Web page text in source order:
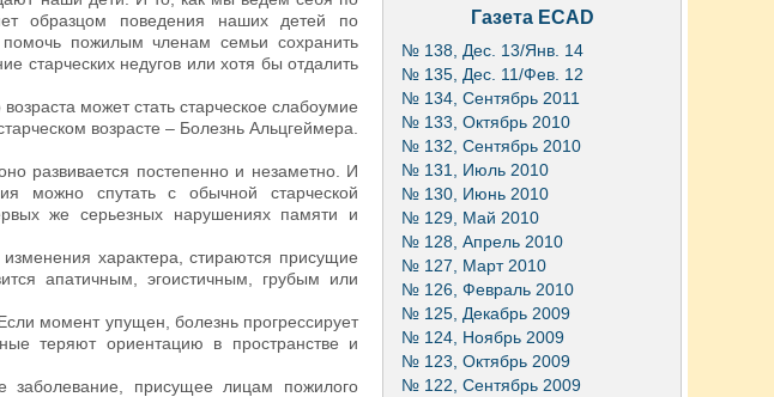
образцом поведения наших детей по
пожилым членам семьи сохранить
старческих недугов или хотя бы отдалить
может стать старческое слабоумие
возрасте – Болезнь Альцгеймера.
развивается постепенно и незаметно. И
можно спутать с обычной старческой
же серьезных нарушениях памяти и
характера, стираются присущие
апатичным, эгоистичным, грубым или
момент упущен, болезнь прогрессирует
теряют ориентацию в пространстве и
заболевание, присущее лицам пожилого
Газета ECAD
№ 138, Дес. 13/Янв. 14
№ 135, Дес. 11/Фев. 12
№ 134, Сентябрь 2011
№ 133, Октябрь 2010
№ 132, Сентябрь 2010
№ 131, Июль 2010
№ 130, Июнь 2010
№ 129, Май 2010
№ 128, Апрель 2010
№ 127, Март 2010
№ 126, Февраль 2010
№ 125, Декабрь 2009
№ 124, Ноябрь 2009
№ 123, Октябрь 2009
№ 122, Сентябрь 2009